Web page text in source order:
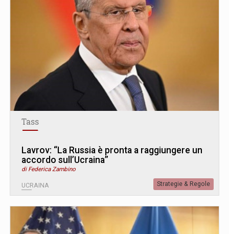
Tass
Lavrov: “La Russia è pronta a raggiungere un
accordo sull’Ucraina”
di Federica Zambino
UCRAINA Strategie & Regole